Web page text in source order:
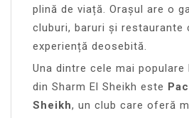
plină de viață. Orașul are o
cluburi, baruri și restaurante
experiență deosebită.
Una dintre cele mai
din Sharm El Sheikh este
Sheikh, un club care oferă